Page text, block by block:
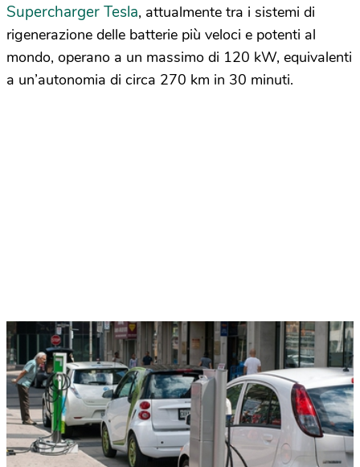
Supercharger Tesla, attualmente tra i sistemi di
rigenerazione delle batterie più veloci e potenti al
mondo, operano a un massimo di 120 kW, equivalenti
a un’autonomia di circa 270 km in 30 minuti.